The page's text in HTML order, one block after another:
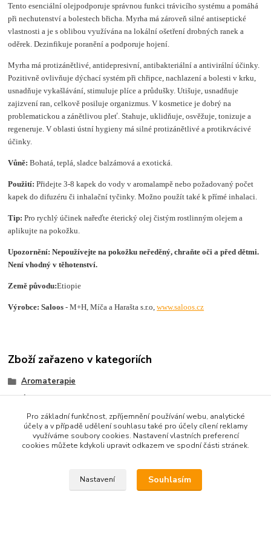
Tento esenciální olejpodporuje správnou funkci trávicího systému a pomáhá
při nechutenství a bolestech břicha. Myrha má zároveň silné antiseptické
vlastnosti a je s oblibou využívána na lokální ošetření drobných ranek a
oděrek. Dezinfikuje poranění a podporuje hojení.
Myrha má protizánětlivé, antidepresivní, antibakteriální a antivirální účinky.
Pozitivně ovlivňuje dýchací systém při chřipce, nachlazení a bolesti v krku,
usnadňuje vykašlá­vání, stimuluje plíce a průdušky. Utišuje, usnadňuje
zajizvení ran, celkově posiluje organizmus. V kosmetice je dobrý na
problematickou a zánětlivou pleť. Stahuje, uklidňuje, osvěžuje, tonizuje a
regeneruje. V oblasti ústní hygieny má silné protizánětlivé a protikrvácivé
účinky.
Vůně:Bohatá, teplá, sladce balzámová a exotická.
Použití: Přidejte 3-8 kapek do vody v aromalampě nebo požadovaný počet
kapek do difuzéru či inhalační tyčinky. Možno použít také k přímé inhalaci.
Tip: Pro rychlý účinek nařeďte éterický olej čistým rostlinným olejem a
aplikujte na pokožku.
Upozornění:Nepoužívejte na pokožku neředěný, chraňte oči a před dětmi.
Není vhodný v těhotenství.
Země původu:Etiopie
Výrobce: Saloos - M+H, Míča a Harašta s.r.o,www.saloos.cz
Zboží zařazeno v kategoriích
Aromaterapie
Kontakt na nás
Pro základní funkčnost, zpříjemnění používání webu, analytické
účely a v případě udělení souhlasu také pro účely cílení reklamy
využíváme soubory cookies. Nastavení vlastních preferencí
cookies můžete kdykoli upravit odkazem ve spodní části stránek.
Nastavení Souhlasím